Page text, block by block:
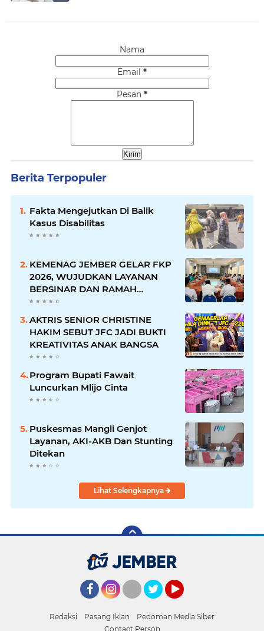
Nama
Email *
Pesan *
Berita Terpopuler
Fakta Mengejutkan Di Balik
Kasus Disabilitas
KEMENAG JEMBER GELAR FKP
2026, WUJUDKAN LAYANAN
BERSINAR DAN RAMAH
DISABILITAS
AKTRIS SENIOR CHRISTINE
HAKIM SEBUT JFC JADI BUKTI
KREATIVITAS ANAK BANGSA
Program Bupati Fawait
Luncurkan Mlijo Cinta
Puskesmas Mangli Genjot
Layanan, AKI-AKB Dan Stunting
Ditekan
Lihat Selengkapnya
Redaksi Pasang Iklan
Pedoman Media Siber
Contact Person